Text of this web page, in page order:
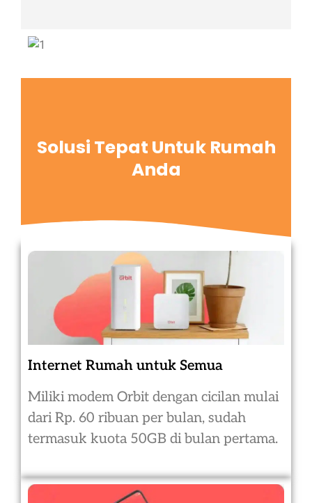
Solusi Tepat Untuk Rumah
Anda
Internet Rumah untuk Semua
Miliki modem Orbit dengan cicilan mulai
dari Rp. 60 ribuan per bulan, sudah
termasuk kuota 50GB di bulan pertama.